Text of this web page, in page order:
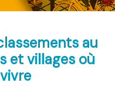
au
et villages où